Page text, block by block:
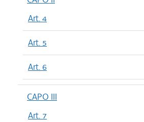
Art. 4
Art. 5
Art. 6
CAPO III
Art. 7